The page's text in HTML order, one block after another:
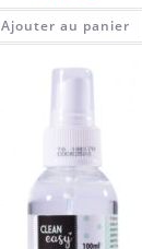
Ajouter au panier